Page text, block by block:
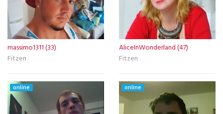
massimo1311 (33)
Fitzen
AliceInWonderland (47)
Fitzen
online online